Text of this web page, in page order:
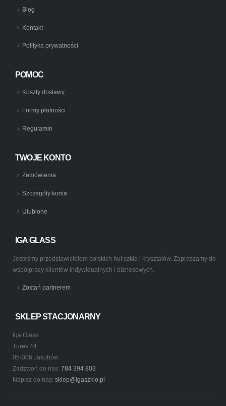
Blog
Kontakt
Polityka prywatności
POMOC
Koszty dostawy
Formy płatności
Regulamin
TWOJE KONTO
Zamówienia
Szczegóły konta
Ulubione
IGA GLASS
Jesteśmy przedstawicielem polskich hut szkła i kryształów. Zapraszamy do
współpracy klientów indywidualnych i biznesowych.
Zostań partnerem
SKLEP STACJONARNY
Iga Glass
Turek 44
05-306 Jakubów
Zadzwoń do nas: 784 394 803
Napisz do nas: sklep@igaszklo.pl